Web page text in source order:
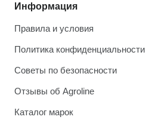
Информация
Правила и условия
Политика конфиденциальности
Советы по безопасности
Отзывы об Agroline
Каталог марок